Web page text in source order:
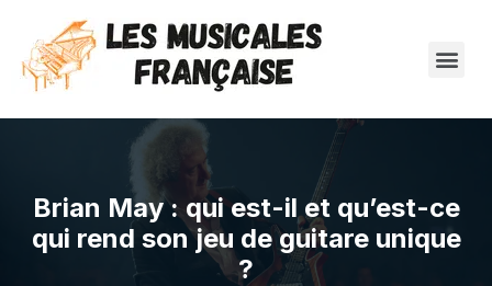
Brian May : qui est-il et qu’est-ce
qui rend son jeu de guitare unique
?